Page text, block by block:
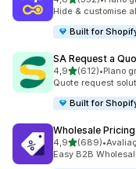
352 total de
Hide & customise
Built for
SA Request a
4,9de 5 estrelas
(612)
612 total de
•Plano
Quote request
Built for
Wholesale
4,9de 5 estrelas
(689)
689 total de•
Easy B2B